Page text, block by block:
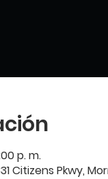
p. m.
Citizens Pkwy,